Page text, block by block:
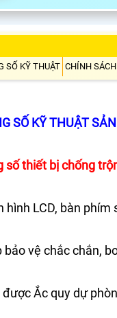
SỐ KỸ THUẬT CHÍNH
SỐ KỸ THUẬT
số thiết bị chống
hình LCD, bàn phím
bảo vệ chắc chắn,
Ắc quy dự